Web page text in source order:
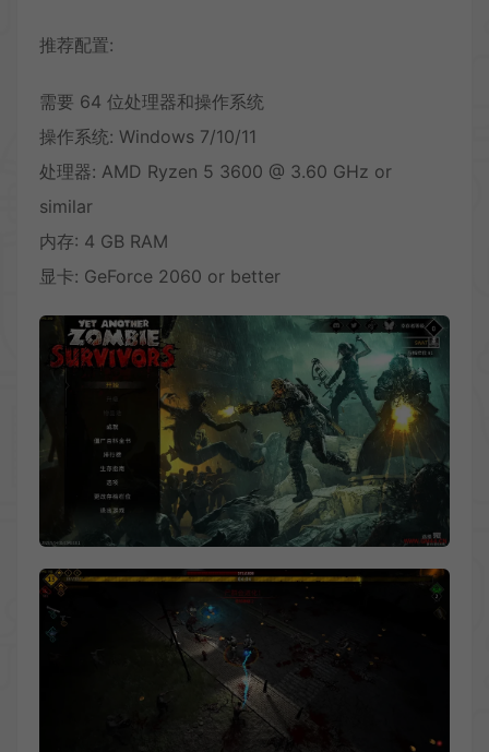
推荐配置:
需要 64 位处理器和操作系统
操作系统: Windows 7/10/11
处理器: AMD Ryzen 5 3600 @ 3.60 GHz or
similar
内存: 4 GB RAM
显卡: GeForce 2060 or better